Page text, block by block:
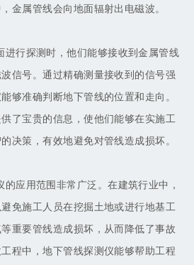
金属管线会向地面辐射出电磁波。
行探测时，他们能够接收到金属管线
波信号。通过精确测量接收到的信号强
够准确判断地下管线的位置和走向。
了宝贵的信息，使他们能够在实施工
决策，有效地避免对管线造成损坏。
应用范围非常广泛。在建筑行业中，
免施工人员在挖掘土地或进行地基工
重要管线造成损坏，从而降低了事故
程中，地下管线探测仪能够帮助工程